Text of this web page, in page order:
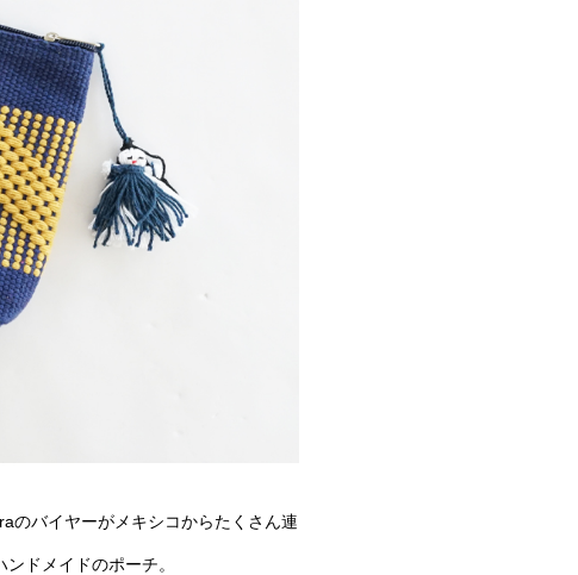
のバイヤーがメキシコからたくさん連
ドメイドのポーチ。